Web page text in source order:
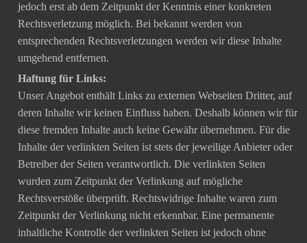
jedoch erst ab dem Zeitpunkt der Kenntnis einer konkreten
Rechtsverletzung möglich. Bei bekannt werden von
entsprechenden Rechtsverletzungen werden wir diese Inhalte
umgehend entfernen.
Haftung für Links:
Unser Angebot enthält Links zu externen Webseiten Dritter, auf
deren Inhalte wir keinen Einfluss haben. Deshalb können wir für
diese fremden Inhalte auch keine Gewähr übernehmen. Für die
Inhalte der verlinkten Seiten ist stets der jeweilige Anbieter oder
Betreiber der Seiten verantwortlich. Die verlinkten Seiten
wurden zum Zeitpunkt der Verlinkung auf mögliche
Rechtsverstöße überprüft. Rechtswidrige Inhalte waren zum
Zeitpunkt der Verlinkung nicht erkennbar. Eine permanente
inhaltliche Kontrolle der verlinkten Seiten ist jedoch ohne